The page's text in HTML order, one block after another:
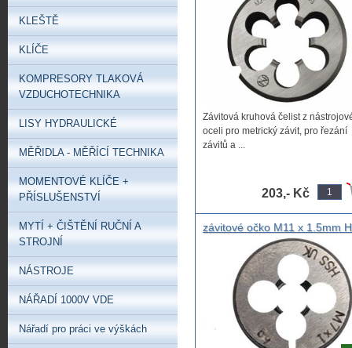
Závitová kruhová čelist z
oceli pro metrický závit, pro řezání
závitů a ...
203,- Kč
závitové očko M11 x 1.5mm
KLEŠTĚ
KLÍČE
KOMPRESORY TLAKOVÁ
VZDUCHOTECHNIKA
LISY HYDRAULICKÉ
MĚŘIDLA - MĚŘÍCÍ TECHNIKA
MOMENTOVÉ KLÍČE +
PŘÍSLUŠENSTVÍ
MYTÍ + ČIŠTĚNÍ RUČNÍ A
STROJNÍ
NÁSTROJE
NÁŘADÍ 1000V VDE
Nářadí pro práci ve výškách